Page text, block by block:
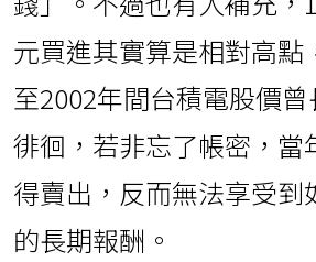
元買進其實算是相對高點
至2002年間台積電股價
徘徊，若非忘了帳密，當
得賣出，反而無法享受到
的長期報酬。